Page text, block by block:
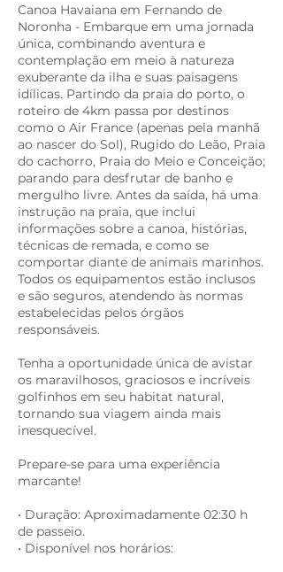
Canoa Havaiana em Fernando de
Noronha - Embarque em uma jornada
única, combinando aventura e
contemplação em meio à natureza
exuberante da ilha e suas paisagens
idílicas. Partindo da praia do porto, o
roteiro de 4km passa por destinos
como o Air France (apenas pela manhã
ao nascer do Sol), Rugido do Leão, Praia
do cachorro, Praia do Meio e Conceição;
parando para desfrutar de banho e
mergulho livre. Antes da saída, há uma
instrução na praia, que inclui
informações sobre a canoa, histórias,
técnicas de remada, e como se
comportar diante de animais marinhos.
Todos os equipamentos estão inclusos
e são seguros, atendendo às normas
estabelecidas pelos órgãos
responsáveis.
Tenha a oportunidade única de avistar
os maravilhosos, graciosos e incríveis
golfinhos em seu habitat natural,
tornando sua viagem ainda mais
inesquecível.
Prepare-se para uma experiência
marcante!
• Duração: Aproximadamente 02:30 h
de passeio.
• Disponível nos horários: